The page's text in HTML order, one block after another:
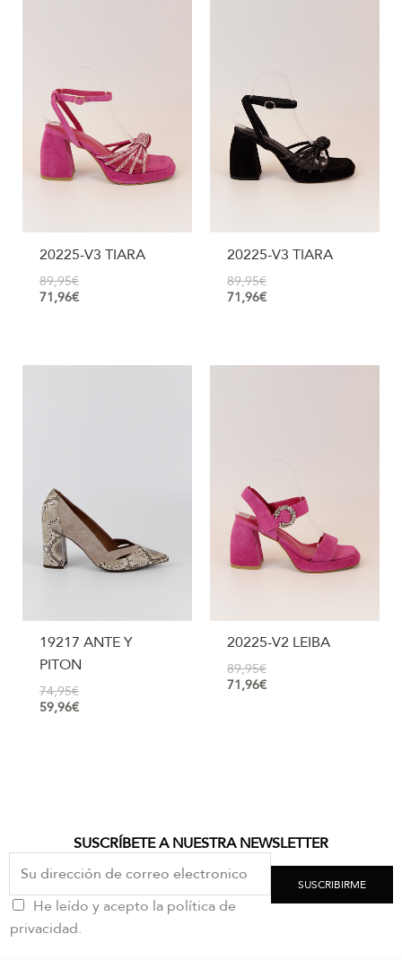
20225-V3 TIARA
89,95€
71,96€
20225-V3 TIARA
89,95€
71,96€
19217 ANTE Y
PITON
74,95€
59,96€
20225-V2 LEIBA
89,95€
71,96€
SUSCRÍBETE A NUESTRA NEWSLETTER
He leído y acepto la política de
privacidad.
SUSCRIBIRME